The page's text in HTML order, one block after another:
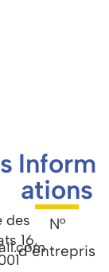
des
16,
Inform
ations
N°
d’entrepris